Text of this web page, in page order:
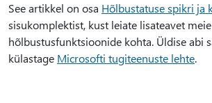
See artikkel on osa Hõlbustatuse spikri ja
sisukomplektist, kust leiate lisateavet
hõlbustusfunktsioonide kohta. Üldise abi
külastage Microsofti tugiteenuste lehte.